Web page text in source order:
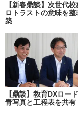
【新春鼎談】次世代
ロトラストの意味を
築
【鼎談】教育DXロー
青写真と工程表を共有